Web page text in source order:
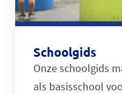
Schoolgids
Onze schoolgids
als basisschool